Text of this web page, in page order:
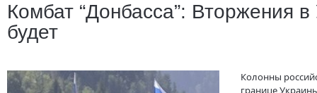
Комбат “Донбасса”: Вторжения в
будет
Колонны
границе